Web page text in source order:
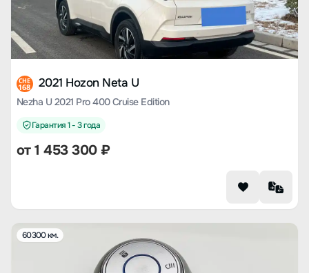
CHE
168 2021 Hozon Neta U
Nezha U 2021 Pro 400 Cruise Edition
Гарантия 1 - 3 года
от1 453 300₽
60300 км.